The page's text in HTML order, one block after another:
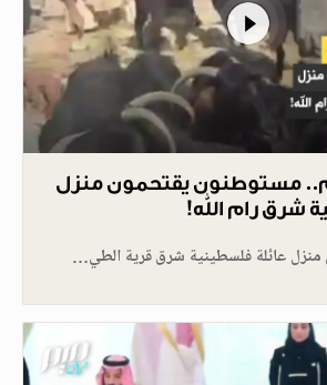
مستوطنون يقتحمون منزل
شرق رام الله!
عائلة فلسطينية شرق قرية الطي…